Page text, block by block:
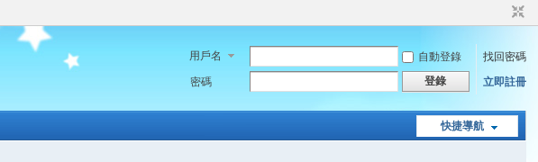
用戶名 自動登錄
找回密碼
密碼
登錄 立即註冊
快捷導航